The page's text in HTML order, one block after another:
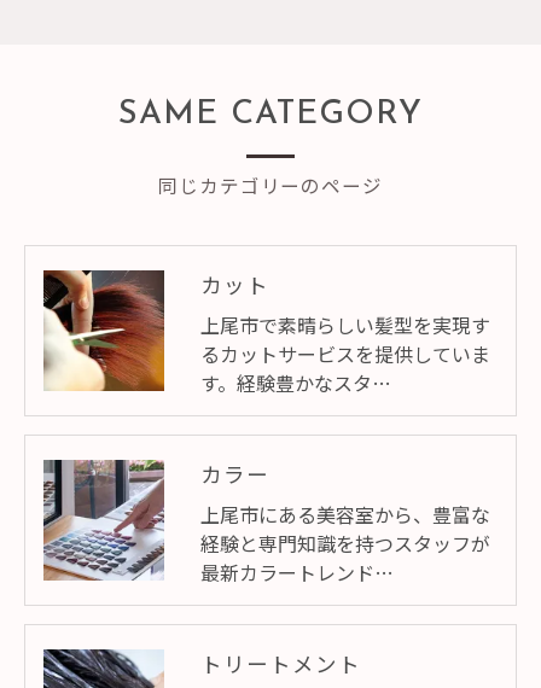
同じカテゴリーのページ
SAME CATEGORY
カット
上尾市で素晴らしい髪型を実現す
るカットサービスを提供していま
す。経験豊かなスタ…
カラー
上尾市にある美容室から、豊富な
経験と専門知識を持つスタッフが
最新カラートレンド…
トリートメント